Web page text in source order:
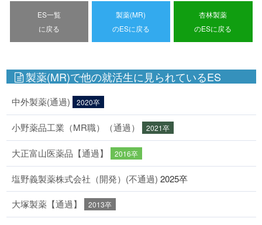
ES一覧
に戻る
製薬(MR)
のESに戻る
杏林製薬
のESに戻る
製薬(MR)で他の就活生に見られているES
中外製薬(通過) 2020卒
小野薬品工業（MR職）（通過） 2021卒
大正富山医薬品【通過】 2016卒
塩野義製薬株式会社（開発）(不通過) 2025卒
大塚製薬【通過】 2013卒